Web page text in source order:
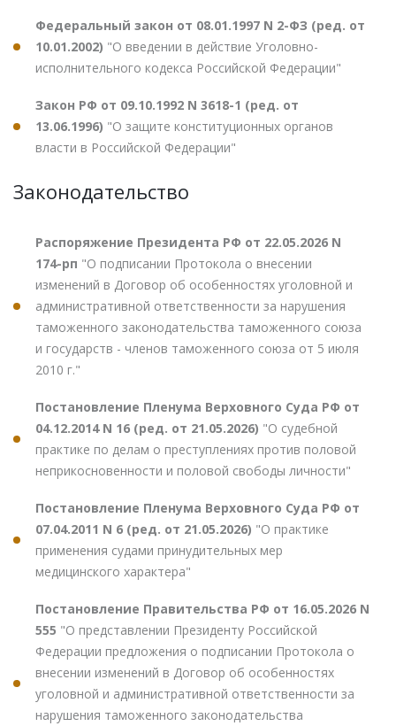
Федеральный закон от 08.01.1997 N 2-ФЗ (ред. от
10.01.2002) "О введении в действие Уголовно-
исполнительного кодекса Российской Федерации"
Закон РФ от 09.10.1992 N 3618-1 (ред. от
13.06.1996) "О защите конституционных органов
власти в Российской Федерации"
Законодательство
Распоряжение Президента РФ от 22.05.2026 N
174-рп "О подписании Протокола о внесении
изменений в Договор об особенностях уголовной и
административной ответственности за нарушения
таможенного законодательства таможенного союза
и государств - членов таможенного союза от 5 июля
2010 г."
Постановление Пленума Верховного Суда РФ от
04.12.2014 N 16 (ред. от 21.05.2026) "О судебной
практике по делам о преступлениях против половой
неприкосновенности и половой свободы личности"
Постановление Пленума Верховного Суда РФ от
07.04.2011 N 6 (ред. от 21.05.2026) "О практике
применения судами принудительных мер
медицинского характера"
Постановление Правительства РФ от 16.05.2026 N
555 "О представлении Президенту Российской
Федерации предложения о подписании Протокола о
внесении изменений в Договор об особенностях
уголовной и административной ответственности за
нарушения таможенного законодательства